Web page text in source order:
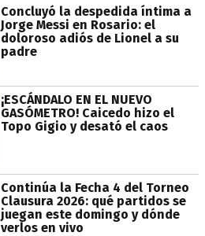
Concluyó la despedida íntima a
Jorge Messi en Rosario: el
doloroso adiós de Lionel a su
padre
¡ESCÁNDALO EN EL NUEVO
GASÓMETRO! Caicedo hizo el
Topo Gigio y desató el caos
Continúa la Fecha 4 del Torneo
Clausura 2026: qué partidos se
juegan este domingo y dónde
verlos en vivo